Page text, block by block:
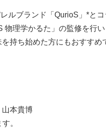
ルブランド「QurioS」*と
理学かるた」の監修を行
持ち始めた方にもおすすめ
本貴博
。